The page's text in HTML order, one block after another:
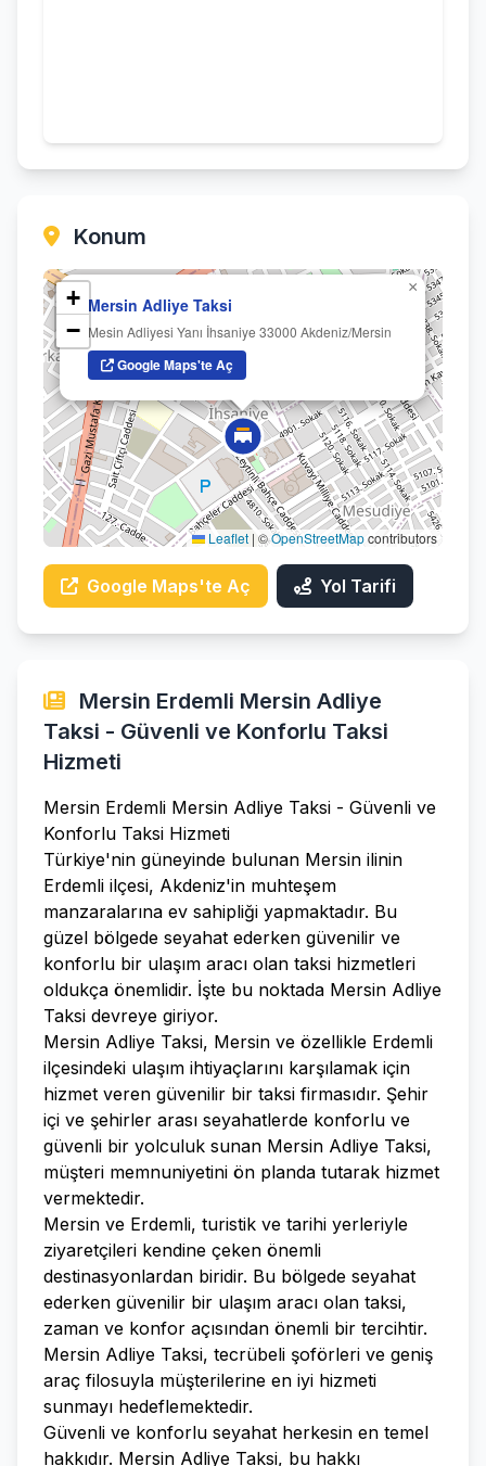
Konum
Mersin Adliye Taksi
Mesin Adliyesi Yanı İhsaniye 33000 Akdeniz/Mersin
Google Maps'te Aç
×
+
−
Leaflet | ©OpenStreetMapcontributors
Google Maps'te Aç Yol Tarifi
Mersin Erdemli Mersin Adliye
Taksi - Güvenli ve Konforlu Taksi
Hizmeti
Mersin Erdemli Mersin Adliye Taksi - Güvenli ve
Konforlu Taksi Hizmeti
Türkiye'nin güneyinde bulunan Mersin ilinin
Erdemli ilçesi, Akdeniz'in muhteşem
manzaralarına ev sahipliği yapmaktadır. Bu
güzel bölgede seyahat ederken güvenilir ve
konforlu bir ulaşım aracı olan taksi hizmetleri
oldukça önemlidir. İşte bu noktada Mersin Adliye
Taksi devreye giriyor.
Mersin Adliye Taksi, Mersin ve özellikle Erdemli
ilçesindeki ulaşım ihtiyaçlarını karşılamak için
hizmet veren güvenilir bir taksi firmasıdır. Şehir
içi ve şehirler arası seyahatlerde konforlu ve
güvenli bir yolculuk sunan Mersin Adliye Taksi,
müşteri memnuniyetini ön planda tutarak hizmet
vermektedir.
Mersin ve Erdemli, turistik ve tarihi yerleriyle
ziyaretçileri kendine çeken önemli
destinasyonlardan biridir. Bu bölgede seyahat
ederken güvenilir bir ulaşım aracı olan taksi,
zaman ve konfor açısından önemli bir tercihtir.
Mersin Adliye Taksi, tecrübeli şoförleri ve geniş
araç filosuyla müşterilerine en iyi hizmeti
sunmayı hedeflemektedir.
Güvenli ve konforlu seyahat herkesin en temel
hakkıdır. Mersin Adliye Taksi, bu hakkı